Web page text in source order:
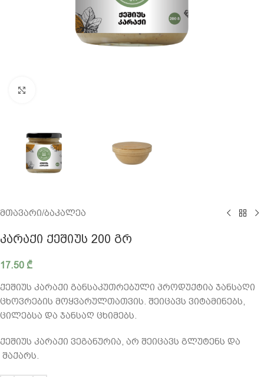
მთავარი/ბაკალეა
ᲙᲐᲠᲐᲥᲘ ᲥᲔᲨᲘᲣᲡ 200 ᲒᲠ
17.50 ₾
ქეშიუს კარაქი განსაკუთრებული პროდუქტია ჯანსაღი
ცხოვრების მოყვარულთათვის. შეიცავს ვიტამინებს,
ცილებსა და ჯანსაღ ცხიმებს.
ქეშიუს კარაქი ვეგანურია, არ შეიცავს გლუტენს და
შაქარს.